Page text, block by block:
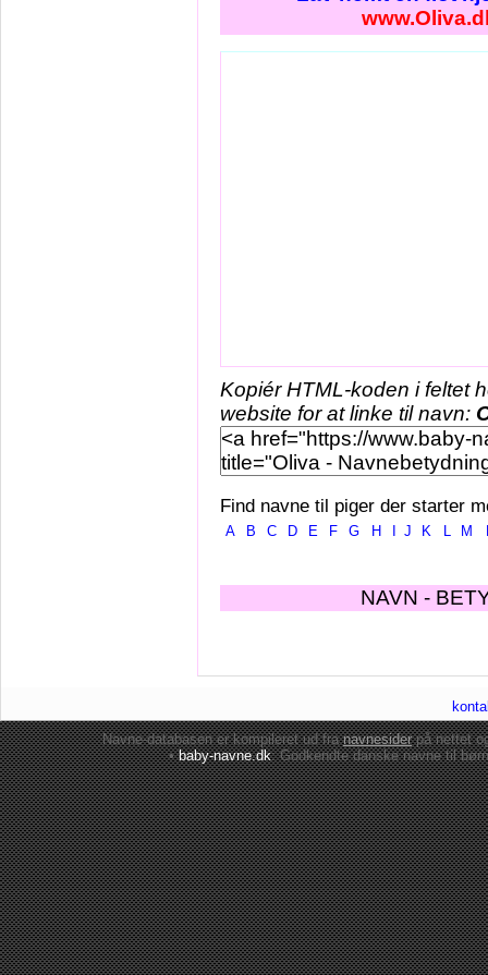
Kopiér HTML-koden i feltet
website for at linke til navn:
Find navne til piger der starter
A B C D E F G H J K L M
NAVN -
Navne-databasen er kompileret ud franavnesiderpå nettet
•baby-navne.dk: Godkendte danskenavne til børn